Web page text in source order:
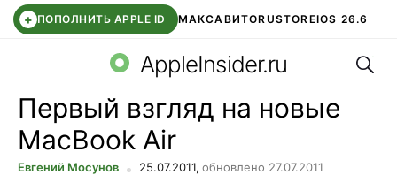
+ ПОПОЛНИТЬ APPLE ID МАКСАВИТОRUSTOREIOS 26.6
СБЕР КИДС ВТБ ОНЛАЙН ЧАТ В ROBLOX
AppleInsider.ru
Первый взгляд на новые
MacBook Air
Евгений Мосунов 25.07.2011, обновлено 27.07.2011